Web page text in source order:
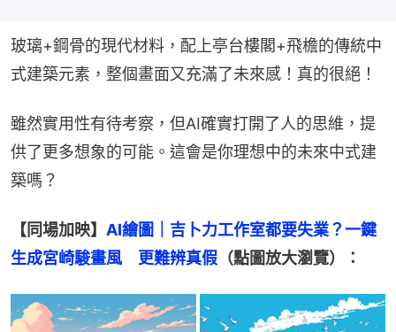
玻璃+鋼骨的現代材料，配上亭台樓閣+飛檐的傳統中
式建築元素，整個畫面又充滿了未來感！真的很絕！
雖然實用性有待考察，但AI確實打開了人的思維，提
供了更多想象的可能。這會是你理想中的未來中式建
築嗎？
【同場加映】 AI繪圖｜吉卜力工作室都要失業？一鍵
生成宮崎駿畫風　更難辨真假 （點圖放大瀏覽）：